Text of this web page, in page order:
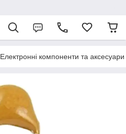
Електронні компоненти та аксесуари